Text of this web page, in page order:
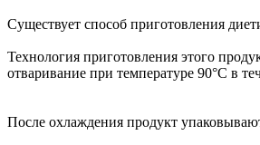
Существует способ приготовления
Технология приготовления этого
отваривание при температуре 90°С в
После охлаждения продукт